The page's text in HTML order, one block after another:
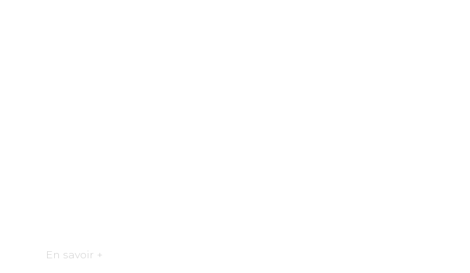
En savoir +